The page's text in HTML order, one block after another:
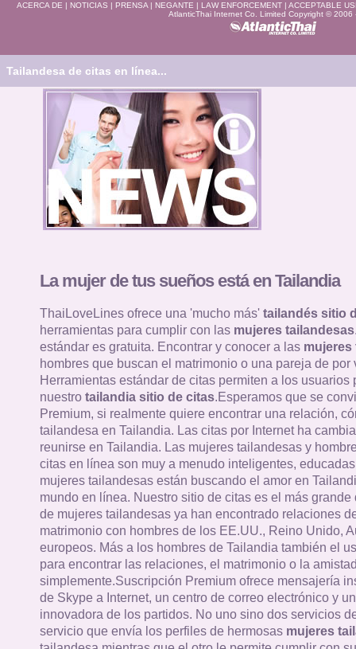
ACERCA DE | NOTICIAS | PRENSA| NEGANTE | LAW ENFORCEMENT| ACCEPTABLE
AtlanticThai Internet Co. Limited Copyright © 2006
Tailandesa de citas en línea...
La mujer de tus sueños está en Tailandia
ThaiLoveLines ofrece una 'mucho más' tailandés sitio
herramientas para cumplir con las mujeres tailandesas
estándar es gratuita. Encontrar y conocer a las mujeres
hombres que buscan el matrimonio o una pareja de por
Herramientas estándar de citas permiten a los usuarios
nuestro tailandia sitio de citas.Esperamos que se
Premium, si realmente quiere encontrar una relación,
tailandesa en Tailandia. Las citas por Internet ha
reunirse en Tailandia. Las mujeres tailandesas y
citas en línea son muy a menudo inteligentes,
mujeres tailandesas están buscando el amor en
mundo en línea. Nuestro sitio de citas es el más grande
de mujeres tailandesas ya han encontrado relaciones
matrimonio con hombres de los EE.UU., Reino Unido,
europeos. Más a los hombres de Tailandia también el
para encontrar las relaciones, el matrimonio o la
simplemente.Suscripción Premium ofrece mensajería
de Skype a Internet, un centro de correo electrónico y
innovadora de los partidos. No uno sino dos servicios
servicio que envía los perfiles de hermosas mujeres